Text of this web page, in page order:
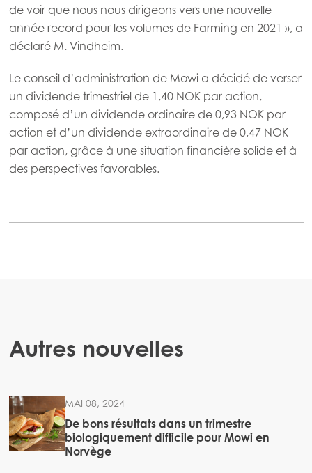
Mowi Turkey
Americas
Mowi Canada East
Mowi Canada West
Mowi Chile
Mowi USA
de voir que nous nous dirigeons vers une nouvelle
année record pour les volumes de Farming en 2021 », a
déclaré M. Vindheim.
Le conseil d’administration de Mowi a décidé de verser
un dividende trimestriel de 1,40 NOK par action,
composé d’un dividende ordinaire de 0,93 NOK par
action et d’un dividende extraordinaire de 0,47 NOK
par action, grâce à une situation financière solide et à
des perspectives favorables.
Autres nouvelles
MAI 08, 2024
De bons résultats dans un trimestre
biologiquement difficile pour Mowi en
Norvège